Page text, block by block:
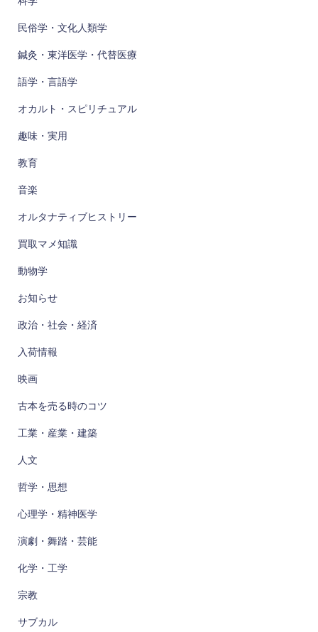
民俗学・文化人類学
鍼灸・東洋医学・代替医療
語学・言語学
オカルト・スピリチュアル
趣味・実用
教育
音楽
オルタナティブヒストリー
買取マメ知識
動物学
お知らせ
政治・社会・経済
入荷情報
映画
古本を売る時のコツ
工業・産業・建築
人文
哲学・思想
心理学・精神医学
演劇・舞踏・芸能
化学・工学
宗教
サブカル